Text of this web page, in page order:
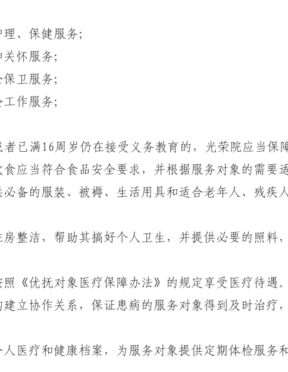
、保健服务；
怀服务；
卫服务；
作服务；
满16周岁仍在接受义务教育的，光荣院应当保
应当符合食品安全要求，并根据服务对象的需要适
的服装、被褥、生活用具和适合老年人、残疾
洁，帮助其搞好个人卫生，并提供必要的照料
《优抚对象医疗保障办法》的规定享受医疗待遇。
协作关系，保证患病的服务对象得到及时治疗
疗和健康档案，为服务对象提供定期体检服务